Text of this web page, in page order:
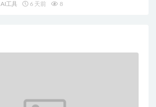
AI工具 6 天前 8